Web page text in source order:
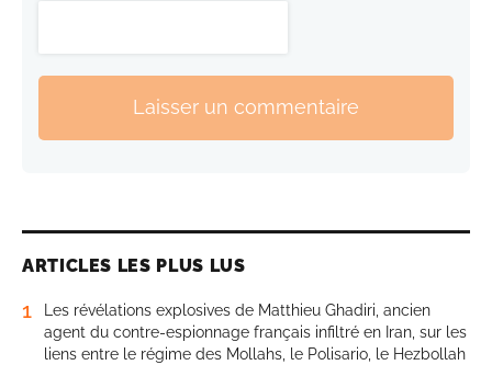
Laisser un commentaire
ARTICLES LES PLUS LUS
1
Les révélations explosives de Matthieu Ghadiri, ancien
agent du contre-espionnage français infiltré en Iran, sur les
liens entre le régime des Mollahs, le Polisario, le Hezbollah